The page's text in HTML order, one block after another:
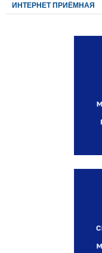
ИНТЕРНЕТ ПРИЁМНАЯ